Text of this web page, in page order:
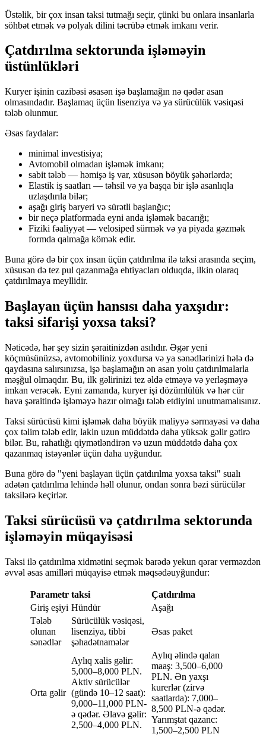
Üstəlik, bir çox insan taksi tutmağı seçir, çünki bu onlara insanlarla
söhbət etmək və polyak dilini təcrübə etmək imkanı verir.
Çatdırılma sektorunda işləməyin
üstünlükləri
Kuryer işinin cazibəsi əsasən işə başlamağın nə qədər asan
olmasındadır. Başlamaq üçün lisenziya və ya sürücülük vəsiqəsi
tələb olunmur.
Əsas faydalar:
minimal investisiya;
Avtomobil olmadan işləmək imkanı;
sabit tələb — həmişə iş var, xüsusən böyük şəhərlərdə;
Elastik iş saatları — təhsil və ya başqa bir işlə asanlıqla
uzlaşdırıla bilər;
aşağı giriş baryeri və sürətli başlanğıc;
bir neçə platformada eyni anda işləmək bacarığı;
Fiziki fəaliyyət — velosiped sürmək və ya piyada gəzmək
formda qalmağa kömək edir.
Buna görə də bir çox insan üçün çatdırılma ilə taksi arasında seçim,
xüsusən də tez pul qazanmağa ehtiyacları olduqda, ilkin olaraq
çatdırılmaya meyllidir.
Başlayan üçün hansısı daha yaxşıdır:
taksi sifarişi yoxsa taksi?
Nəticədə, hər şey sizin şəraitinizdən asılıdır. Əgər yeni
köçmüsünüzsə, avtomobiliniz yoxdursa və ya sənədlərinizi hələ də
qaydasına salırsınızsa, işə başlamağın ən asan yolu çatdırılmalarla
məşğul olmaqdır. Bu, ilk gəlirinizi tez əldə etməyə və yerləşməyə
imkan verəcək. Eyni zamanda, kuryer işi dözümlülük və hər cür
hava şəraitində işləməyə hazır olmağı tələb etdiyini unutmamalısınız.
Taksi sürücüsü kimi işləmək daha böyük maliyyə sərmayəsi və daha
çox təlim tələb edir, lakin uzun müddətdə daha yüksək gəlir gətirə
bilər. Bu, rahatlığı qiymətləndirən və uzun müddətdə daha çox
qazanmaq istəyənlər üçün daha uyğundur.
Buna görə də "yeni başlayan üçün çatdırılma yoxsa taksi" sualı
adətən çatdırılma lehində həll olunur, ondan sonra bəzi sürücülər
taksilərə keçirlər.
Taksi sürücüsü və çatdırılma sektorunda
işləməyin müqayisəsi
Taksi ilə çatdırılma xidmətini seçmək barədə yekun qərar verməzdən
əvvəl əsas amilləri müqayisə etmək məqsədəuyğundur:
Parametr taksi
Çatdırılma
Giriş eşiyi Hündür
Aşağı
Tələb
olunan
sənədlər
Sürücülük vəsiqəsi,
lisenziya, tibbi
şəhadətnamələr
Əsas paket
Orta gəlir
Aylıq xalis gəlir:
5,000–8,000 PLN.
Aktiv sürücülər
(gündə 10–12 saat):
9,000–11,000 PLN-
ə qədər. Əlavə gəlir:
2,500–4,000 PLN.
Aylıq əlində qalan
maaş: 3,500–6,000
PLN. Ən yaxşı
kurerlər (zirvə
saatlarda): 7,000–
8,500 PLN-ə qədər.
Yarımştat qazanc:
1,500–2,500 PLN